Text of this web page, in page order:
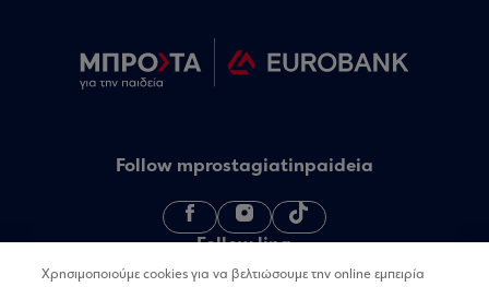
Follow mprostagiatinpaideia
Follow linq
Χρησιμοποιούμε cookies για να βελτιώσουμε την online εμπειρία